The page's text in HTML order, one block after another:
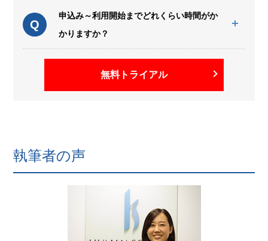
Q
申込み～利用開始までどれくらい時間がか
かりますか？
無料トライアル
執筆者の声